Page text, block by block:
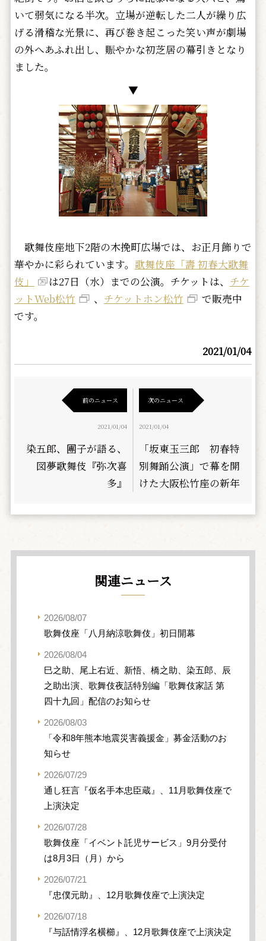
いて弱気になる半次。立場が逆転した二人が繰り広
げる滑稽な光景に、再び巻き起こった笑い声が劇場
の外へあふれ出し、賑やかな初芝居の幕引きとなり
ました。
▼
歌舞伎座地下2階の木挽町広場では、お正月飾りで
華やかに彩られています。 歌舞伎座「壽 初春大歌舞
伎」
は27日（水）までの公演。チケットは、 チケ
ットWeb松竹
、 チケットホン松竹
で販売中
です。
2021/01/04
前のニュース
2021/01/04
染五郎、團子が語る、
図夢歌舞伎『弥次喜
多』
次のニュース
2021/01/04
「坂東玉三郎 初春特
別舞踊公演」で幕を開
けた大阪松竹座の新年
関連ニュース
2026/08/07
歌舞伎座「八月納涼歌舞伎」初日開幕
2026/08/04
巳之助、尾上右近、新悟、橋之助、染五郎、辰
之助出演、歌舞伎夜話特別編「歌舞伎家話 第
四十九回」配信のお知らせ
2026/08/03
「令和8年熊本地震災害義援金」募金活動のお
知らせ
2026/07/29
通し狂言『仮名手本忠臣蔵』、11月歌舞伎座で
上演決定
2026/07/28
歌舞伎座「イベント託児サービス」9月分受付
は8月3日（月）から
2026/07/21
『忠僕元助』、12月歌舞伎座で上演決定
2026/07/18
『与話情浮名横櫛』、12月歌舞伎座で上演決定